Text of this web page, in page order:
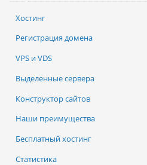
Хостинг
Регистрация домена
VPS и VDS
Выделенные сервера
Конструктор сайтов
Наши преимущества
Бесплатный хостинг
Статистика